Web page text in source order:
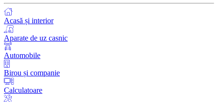
Acasă și interior
Aparate de uz casnic
Automobile
Birou și companie
Calculatoare